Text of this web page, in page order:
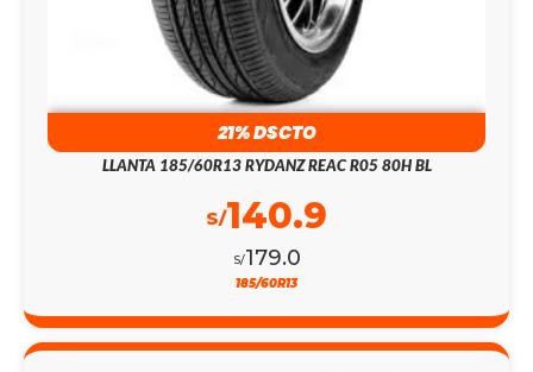
21% DSCTO
LLANTA 185/60R13 RYDANZ REAC R05 80H BL
S/179.0
S/140.9
185/60R13